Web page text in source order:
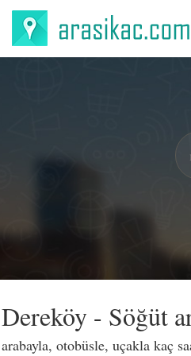
Dereköy - Söğüt
arabayla, otobüsle, uçakla kaç